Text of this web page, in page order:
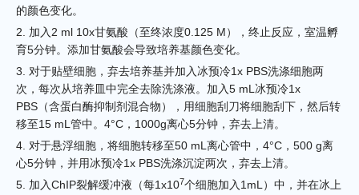
的颜色变化。
2. 加入2 ml 10x甘氨酸（至终浓度0.125 M），终止反应，室温孵
育5分钟。添加甘氨酸会导致培养基颜色变化。
3. 对于贴壁细胞，弃去培养基并加入冰预冷1x PBS洗涤细胞两
次，每次从培养皿中完全去除洗涤液。加入5 mL冰预冷1x
PBS（含蛋白酶抑制剂混合物），用细胞刮刀将细胞刮下，然后转
移至15 mL管中。4°C，1000g离心5分钟，弃去上清。
4. 对于悬浮细胞，将细胞转移至50 mL离心管中，4°C，500 g离
心5分钟，并用冰预冷1x PBS洗涤沉淀两次，弃去上清。
5. 加入ChIP裂解缓冲液（每1x107个细胞加入1mL）中，并在冰上